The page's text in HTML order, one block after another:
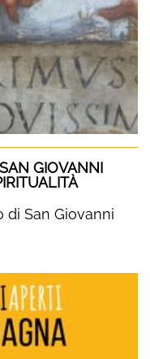
GIOVANNI
di San Giovanni